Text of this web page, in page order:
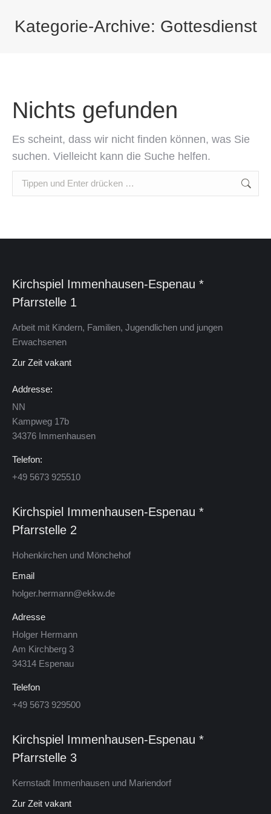
Kategorie-Archive: Gottesdienst
Nichts gefunden
Es scheint, dass wir nicht finden können, was Sie
suchen. Vielleicht kann die Suche helfen.
Search:
Kirchspiel Immenhausen-Espenau *
Pfarrstelle 1
Arbeit mit Kindern, Familien, Jugendlichen und jungen
Erwachsenen
Zur Zeit vakant
Addresse:
NN
Kamp­weg 17b
34376 Im­men­hau­sen
Telefon:
+49 5673 925510
Kirchspiel Im­men­hau­sen-Es­pe­nau *
Pfarrstelle 2
Ho­hen­kir­chen und Mön­che­hof
Email
holger.hermann@ekkw.de
Adresse
Hol­ger Her­mann
Am Kirch­berg 3
34314 Es­pe­nau
Telefon
+49 5673 929500
Kirchspiel Im­men­hau­sen-Es­pe­nau *
Pfarrstelle 3
Kern­stadt Im­men­hau­sen und Mariendorf
Zur Zeit vakant